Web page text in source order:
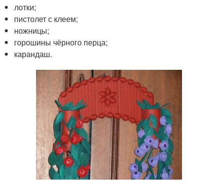
лотки;
пистолет с клеем;
ножницы;
горошины чёрного перца;
карандаш.